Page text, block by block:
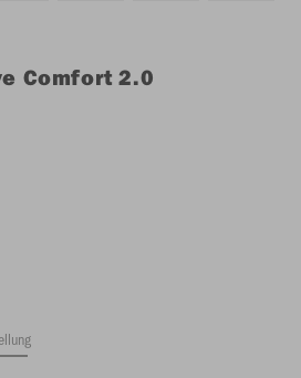
Comfort 2.0